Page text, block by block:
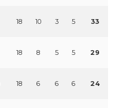
18 10 3 5 33
18 8 5 5 29
18 6 6 6 24